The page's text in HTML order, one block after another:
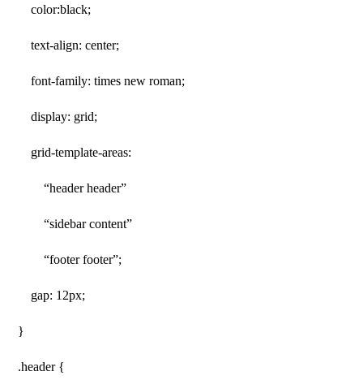
color:black;
text-align: center;
font-family: times new roman;
display: grid;
grid-template-areas:
“header header”
“sidebar content”
“footer footer”;
gap: 12px;
}
.header {